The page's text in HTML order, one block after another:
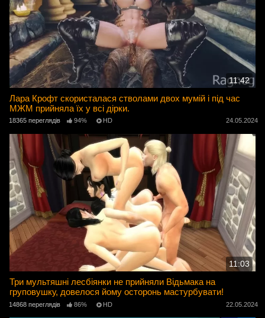
11:42
Лара Крофт скористалася стволами двох мумій і під час
МЖМ прийняла їх у всі дірки.
18365 переглядів 94% HD 24.05.2024
11:03
Три мультяшні лесбіянки не прийняли Відьмака на
груповушку, довелося йому осторонь мастурбувати!
14868 переглядів 86% HD 22.05.2024